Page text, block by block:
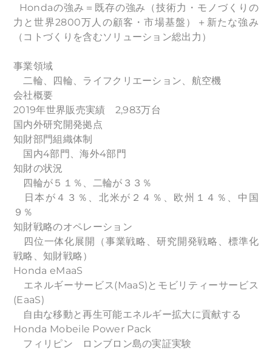
Hondaの強み＝既存の強み（技術力・モノづくりの
力と世界2800万人の顧客・市場基盤）＋新たな強み
（コトづくりを含むソリューション総出力）
事業領域
二輪、四輪、ライフクリエーション、航空機
会社概要
2019年世界販売実績 2,983万台
国内外研究開発拠点
知財部門組織体制
国内4部門、海外4部門
知財の状況
四輪が５１％、二輪が３３％
日本が４３％、北米が２４％、欧州１４％、中国
９％
知財戦略のオペレーション
四位一体化展開（事業戦略、研究開発戦略、標準化
戦略、知財戦略）
Honda eMaaS
エネルギーサービス(MaaS)とモビリティーサービス
(EaaS)
自由な移動と再生可能エネルギー拡大に貢献する
Honda Mobeile Power Pack
フィリピン ロンブロン島の実証実験